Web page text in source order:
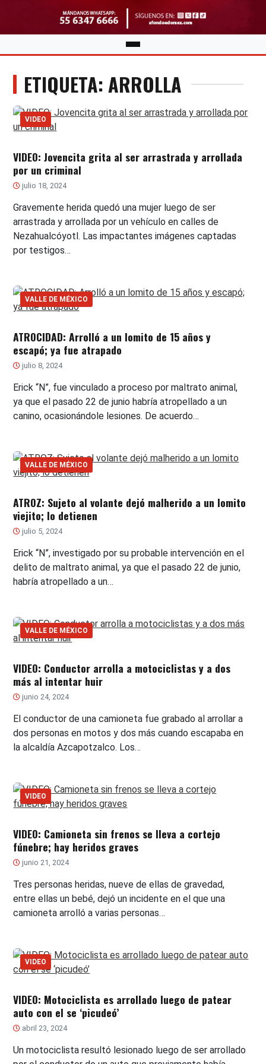
ETIQUETA: ARROLLA
VIDEO
VIDEO: Jovencita grita al ser arrastrada y arrollada
por un criminal
julio 18, 2024
Gravemente herida quedó una mujer luego de ser
arrastrada y arrollada por un vehículo en calles de
Nezahualcóyotl. Las impactantes imágenes captadas
por testigos…
VALLE DE MÉXICO
ATROCIDAD: Arrolló a un lomito de 15 años y
escapó; ya fue atrapado
julio 8, 2024
Erick “N”, fue vinculado a proceso por maltrato animal,
ya que el pasado 22 de junio habría atropellado a un
canino, ocasionándole lesiones. De acuerdo…
VALLE DE MÉXICO
ATROZ: Sujeto al volante dejó malherido a un lomito
viejito; lo detienen
julio 5, 2024
Erick “N”, investigado por su probable intervención en el
delito de maltrato animal, ya que el pasado 22 de junio,
habría atropellado a un…
VALLE DE MÉXICO
VIDEO: Conductor arrolla a motociclistas y a dos
más al intentar huir
junio 24, 2024
El conductor de una camioneta fue grabado al arrollar a
dos personas en motos y dos más cuando escapaba en
la alcaldía Azcapotzalco. Los…
VIDEO
VIDEO: Camioneta sin frenos se lleva a cortejo
fúnebre; hay heridos graves
junio 21, 2024
Tres personas heridas, nueve de ellas de gravedad,
entre ellas un bebé, dejó un incidente en el que una
camioneta arrolló a varias personas…
VIDEO
VIDEO: Motociclista es arrollado luego de patear
auto con el se ‘picudeó’
abril 23, 2024
Un motociclista resultó lesionado luego de ser arrollado